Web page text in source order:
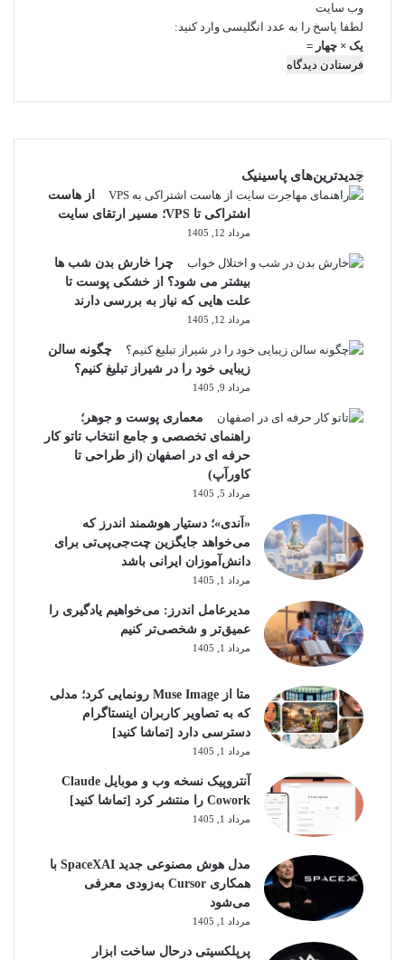
وب‌ سایت
لطفا پاسخ را به عدد انگلیسی وارد کنید:
یک × چهار =
جدیدترین‌های پاسینیک
از هاست
اشتراکی تا VPS؛ مسیر ارتقای سایت
مرداد 12, 1405
چرا خارش بدن شب ها
بیشتر می شود؟ از خشکی پوست تا
علت هایی که نیاز به بررسی دارند
مرداد 12, 1405
چگونه سالن
زیبایی خود را در شیراز تبلیغ کنیم؟
مرداد 9, 1405
معماری پوست و جوهر؛
راهنمای تخصصی و جامع انتخاب تاتو کار
حرفه ای در اصفهان (از طراحی تا
کاورآپ)
مرداد 5, 1405
«اَندی»؛ دستیار هوشمند اندرز که
می‌خواهد جایگزین چت‌جی‌پی‌تی برای
دانش‌آموزان ایرانی باشد
مرداد 1, 1405
مدیرعامل اندرز: می‌خواهیم یادگیری را
عمیق‌تر و شخصی‌تر کنیم
مرداد 1, 1405
متا از Muse Image رونمایی کرد؛ مدلی
که به تصاویر کاربران اینستاگرام
دسترسی دارد [تماشا کنید]
مرداد 1, 1405
آنتروپیک نسخه وب و موبایل Claude
Cowork را منتشر کرد [تماشا کنید]
مرداد 1, 1405
مدل هوش مصنوعی جدید SpaceXAI با
همکاری Cursor به‌زودی معرفی
می‌شود
مرداد 1, 1405
پرپلکسیتی درحال ساخت ابزار